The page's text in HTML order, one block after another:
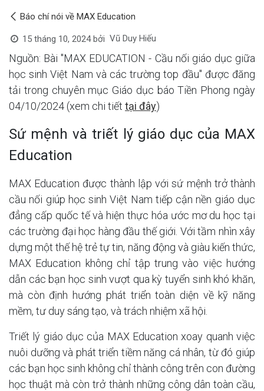
Báo chí nói về MAX Education
15 tháng 10, 2024 bởi Vũ Duy Hiếu
Nguồn: Bài "MAX EDUCATION - Cầu nối giáo dục giữa
học sinh Việt Nam và các trường top đầu" được đăng
tải trong chuyên mục Giáo dục báo Tiền Phong ngày
04/10/2024 (xem chi tiết tại đây)
Sứ mệnh và triết lý giáo dục của MAX
Education
MAX Education được thành lập với sứ mệnh trở thành
cầu nối giúp học sinh Việt Nam tiếp cận nền giáo dục
đẳng cấp quốc tế và hiện thực hóa ước mơ du học tại
các trường đại học hàng đầu thế giới. Với tầm nhìn xây
dựng một thế hệ trẻ tự tin, năng động và giàu kiến thức,
MAX Education không chỉ tập trung vào việc hướng
dẫn các bạn học sinh vượt qua kỳ tuyển sinh khó khăn,
mà còn định hướng phát triển toàn diện về kỹ năng
mềm, tư duy sáng tạo, và trách nhiệm xã hội.
Triết lý giáo dục của MAX Education xoay quanh việc
nuôi dưỡng và phát triển tiềm năng cá nhân, từ đó giúp
các bạn học sinh không chỉ thành công trên con đường
học thuật mà còn trở thành những công dân toàn cầu,